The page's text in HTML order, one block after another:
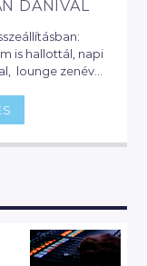
DANIVAL
is hallottál, napi
lounge zenével,
is tudtál…